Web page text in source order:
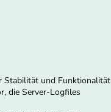
Stabilität und Funktionalität
die Server-Logfiles